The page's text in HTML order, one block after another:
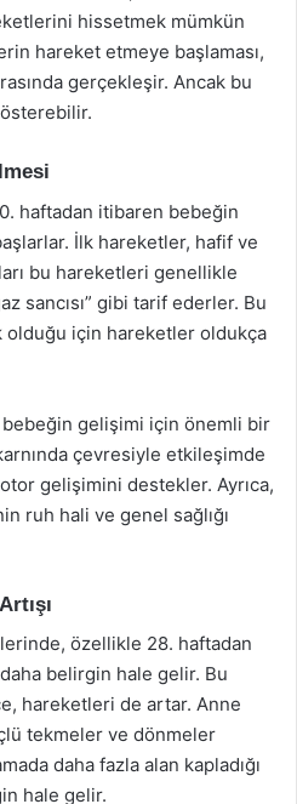
hissetmek mümkün
hareket etmeye başlaması,
gerçekleşir. Ancak bu
haftadan itibaren bebeğin
İlk hareketler, hafif ve
bu hareketleri genellikle
sancısı” gibi tarif ederler. Bu
olduğu için hareketler oldukça
gelişimi için önemli bir
çevresiyle etkileşimde
gelişimini destekler. Ayrıca,
ruh hali ve genel sağlığı
özellikle 28. haftadan
belirgin hale gelir. Bu
hareketleri de artar. Anne
tekmeler ve dönmeler
daha fazla alan kapladığı
hale gelir.